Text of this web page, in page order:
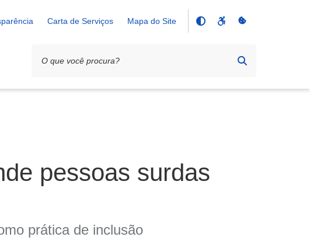
Carta de Serviços Mapa do Site
pessoas surdas
prática de inclusão